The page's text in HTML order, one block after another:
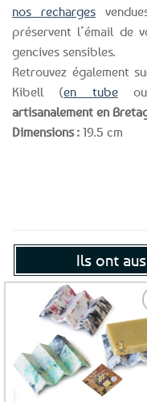
nos recharges
préservent l’émail de
gencives sensibles.
Retrouvez également
Kibell (en tube
artisanalement en
Dimensions : 19.5 cm
Ils ont